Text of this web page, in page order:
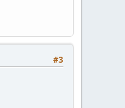
#3